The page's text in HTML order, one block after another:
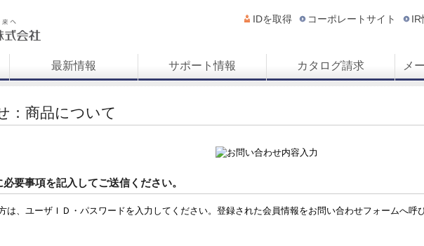
IDを取得 コーポレートサイト IR
最新情報 サポート情報 カタログ請求 メ
：商品について
要事項を記入してご送信ください。
は、ユーザＩＤ・パスワードを入力してください。登録された会員情報をお問い合わせフォームへ呼